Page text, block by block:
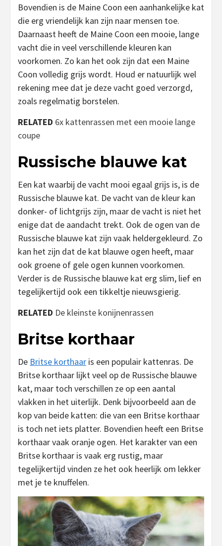
Bovendien is de Maine Coon een aanhankelijke kat
die erg vriendelijk kan zijn naar mensen toe.
Daarnaast heeft de Maine Coon een mooie, lange
vacht die in veel verschillende kleuren kan
voorkomen. Zo kan het ook zijn dat een Maine
Coon volledig grijs wordt. Houd er natuurlijk wel
rekening mee dat je deze vacht goed verzorgd,
zoals regelmatig borstelen.
RELATED 6x kattenrassen met een mooie lange
coupe
Russische blauwe kat
Een kat waarbij de vacht mooi egaal grijs is, is de
Russische blauwe kat. De vacht van de kleur kan
donker- of lichtgrijs zijn, maar de vacht is niet het
enige dat de aandacht trekt. Ook de ogen van de
Russische blauwe kat zijn vaak heldergekleurd. Zo
kan het zijn dat de kat blauwe ogen heeft, maar
ook groene of gele ogen kunnen voorkomen.
Verder is de Russische blauwe kat erg slim, lief en
tegelijkertijd ook een tikkeltje nieuwsgierig.
RELATED De kleinste konijnenrassen
Britse korthaar
De Britse korthaar is een populair kattenras. De
Britse korthaar lijkt veel op de Russische blauwe
kat, maar toch verschillen ze op een aantal
vlakken in het uiterlijk. Denk bijvoorbeeld aan de
kop van beide katten: die van een Britse korthaar
is toch net iets platter. Bovendien heeft een Britse
korthaar vaak oranje ogen. Het karakter van een
Britse korthaar is vaak erg rustig, maar
tegelijkertijd vinden ze het ook heerlijk om lekker
met je te knuffelen.